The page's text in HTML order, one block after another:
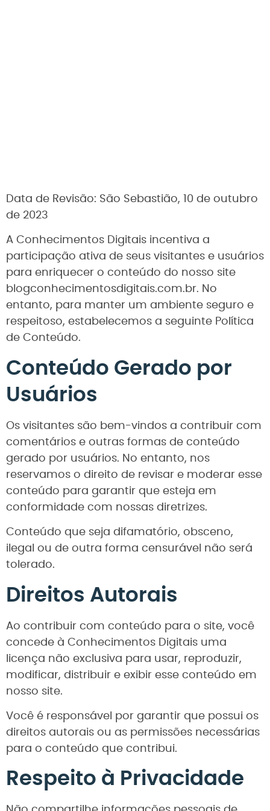
Data de Revisão: São Sebastião, 10 de outubro
de 2023
A Conhecimentos Digitais incentiva a
participação ativa de seus visitantes e usuários
para enriquecer o conteúdo do nosso site
blogconhecimentosdigitais.com.br. No
entanto, para manter um ambiente seguro e
respeitoso, estabelecemos a seguinte Política
de Conteúdo.
Conteúdo Gerado por
Usuários
Os visitantes são bem-vindos a contribuir com
comentários e outras formas de conteúdo
gerado por usuários. No entanto, nos
reservamos o direito de revisar e moderar esse
conteúdo para garantir que esteja em
conformidade com nossas diretrizes.
Conteúdo que seja difamatório, obsceno,
ilegal ou de outra forma censurável não será
tolerado.
Direitos Autorais
Ao contribuir com conteúdo para o site, você
concede à Conhecimentos Digitais uma
licença não exclusiva para usar, reproduzir,
modificar, distribuir e exibir esse conteúdo em
nosso site.
Você é responsável por garantir que possui os
direitos autorais ou as permissões necessárias
para o conteúdo que contribui.
Respeito à Privacidade